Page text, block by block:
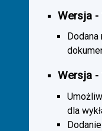
Wersja -
Wersja -
dla